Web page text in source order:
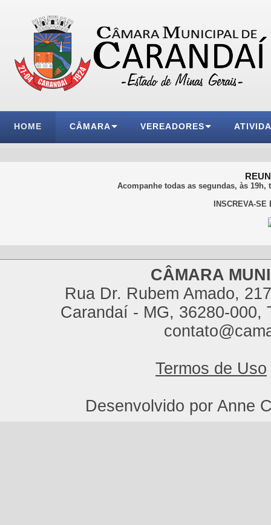
HOME CÂMARA VEREADORES
Acompanhe todas as segundas, às
INSCREVA-
CÂMARA
Rua Dr. Rubem Amado,
Carandaí - MG, 36280-000,
Termos de Uso
Desenvolvido por Anne